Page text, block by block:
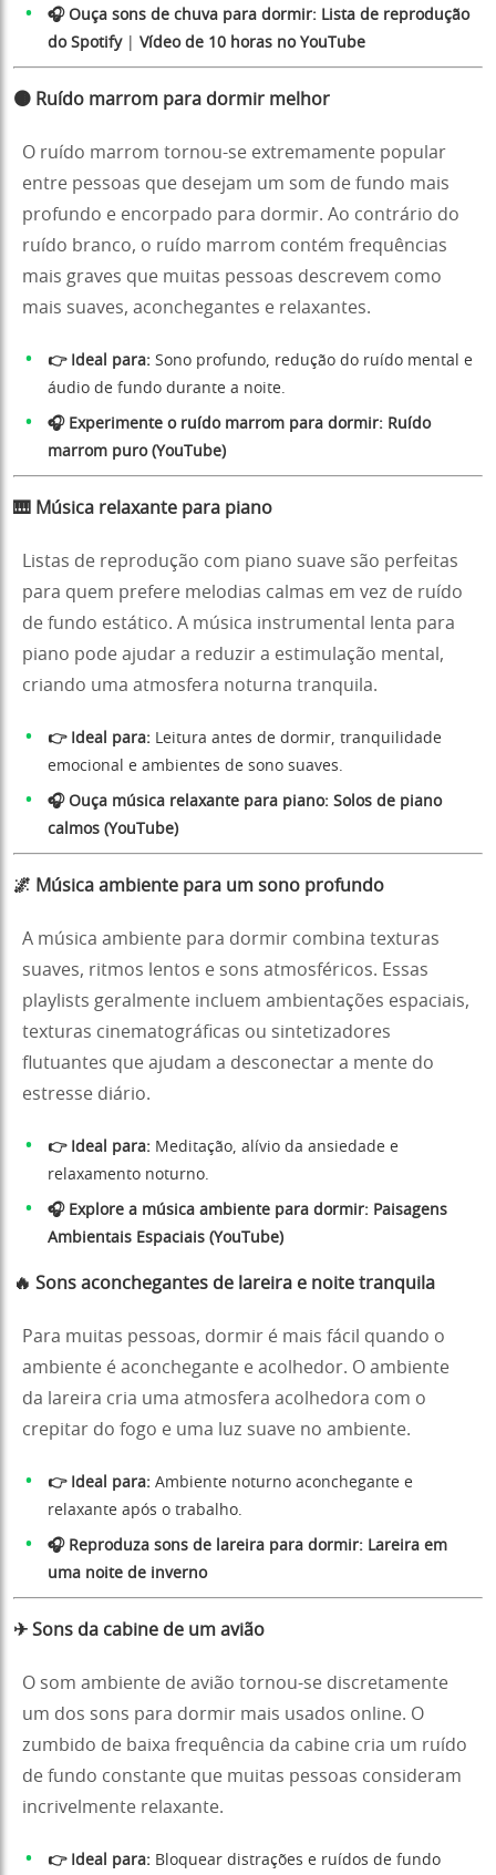
🎧 Ouça sons de chuva para dormir: Lista de reprodução
do Spotify| Vídeo de 10 horas no YouTube
🟤 Ruído marrom para dormir melhor
O ruído marrom tornou-se extremamente popular
entre pessoas que desejam um som de fundo mais
profundo e encorpado para dormir. Ao contrário do
ruído branco, o ruído marrom contém frequências
mais graves que muitas pessoas descrevem como
mais suaves, aconchegantes e relaxantes.
👉 Ideal para: Sono profundo, redução do ruído mental e
áudio de fundo durante a noite.
🎧 Experimente o ruído marrom para dormir: Ruído
marrom puro (YouTube)
🎹 Música relaxante para piano
Listas de reprodução com piano suave são perfeitas
para quem prefere melodias calmas em vez de ruído
de fundo estático. A música instrumental lenta para
piano pode ajudar a reduzir a estimulação mental,
criando uma atmosfera noturna tranquila.
👉 Ideal para: Leitura antes de dormir, tranquilidade
emocional e ambientes de sono suaves.
🎧 Ouça música relaxante para piano: Solos de piano
calmos (YouTube)
🌌 Música ambiente para um sono profundo
A música ambiente para dormir combina texturas
suaves, ritmos lentos e sons atmosféricos. Essas
playlists geralmente incluem ambientações espaciais,
texturas cinematográficas ou sintetizadores
flutuantes que ajudam a desconectar a mente do
estresse diário.
👉 Ideal para: Meditação, alívio da ansiedade e
relaxamento noturno.
🎧 Explore a música ambiente para dormir: Paisagens
Ambientais Espaciais (YouTube)
🔥 Sons aconchegantes de lareira e noite tranquila
Para muitas pessoas, dormir é mais fácil quando o
ambiente é aconchegante e acolhedor. O ambiente
da lareira cria uma atmosfera acolhedora com o
crepitar do fogo e uma luz suave no ambiente.
👉 Ideal para: Ambiente noturno aconchegante e
relaxante após o trabalho.
🎧 Reproduza sons de lareira para dormir: Lareira em
uma noite de inverno
✈ Sons da cabine de um avião
O som ambiente de avião tornou-se discretamente
um dos sons para dormir mais usados online. O
zumbido de baixa frequência da cabine cria um ruído
de fundo constante que muitas pessoas consideram
incrivelmente relaxante.
👉 Ideal para: Bloquear distrações e ruídos de fundo